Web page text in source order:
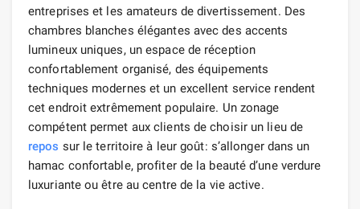
entreprises et les amateurs de divertissement. Des
chambres blanches élégantes avec des accents
lumineux uniques, un espace de réception
confortablement organisé, des équipements
techniques modernes et un excellent service rendent
cet endroit extrêmement populaire. Un zonage
compétent permet aux clients de choisir un lieu de
repos sur le territoire à leur goût: s’allonger dans un
hamac confortable, profiter de la beauté d’une verdure
luxuriante ou être au centre de la vie active.